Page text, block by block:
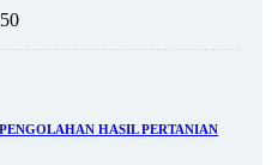
HASIL PERTANIAN